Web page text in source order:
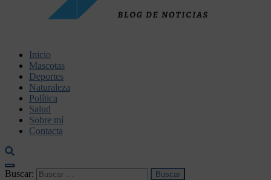
dnaservic.es
Inicio
Mascotas
Deportes
Naturaleza
Política
Salud
Sobre mí
Contacta
Buscar: